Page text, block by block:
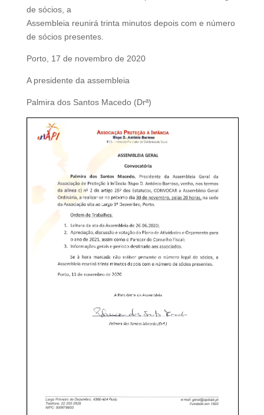
de sócios, a
Assembleia reunirá trinta minutos depois com e número
de sócios presentes.
Porto, 17 de novembro de 2020
A presidente da assembleia
Palmira dos Santos Macedo (Drª)